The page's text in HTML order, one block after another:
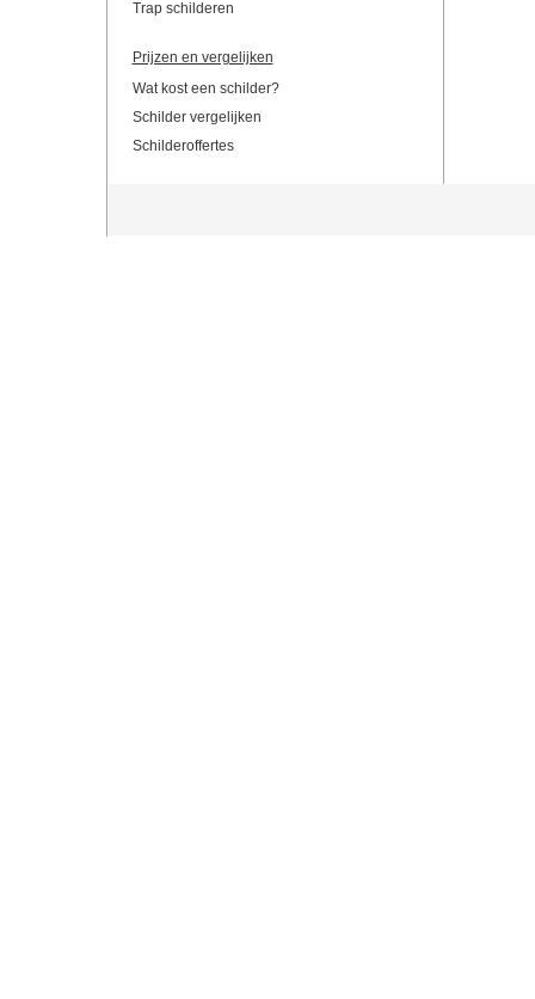
Trap schilderen
Prijzen en vergelijken
Wat kost een schilder?
Schilder vergelijken
Schilderoffertes